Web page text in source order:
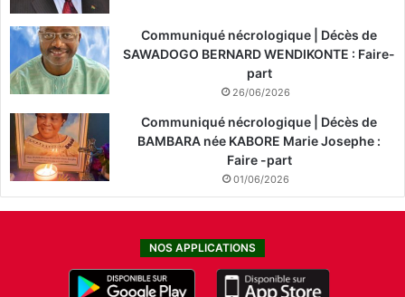
Communiqué nécrologique | Décès de
SAWADOGO BERNARD WENDIKONTE : Faire-
part
26/06/2026
Communiqué nécrologique | Décès de
BAMBARA née KABORE Marie Josephe :
Faire -part
01/06/2026
NOS APPLICATIONS